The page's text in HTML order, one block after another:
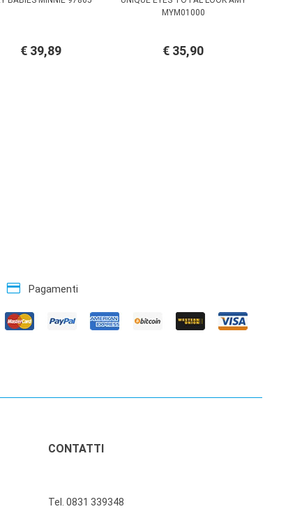
€ 39,89
MYM01000
€ 35,90
credit_card Pagamenti
CONTATTI
Tel. 0831 339348